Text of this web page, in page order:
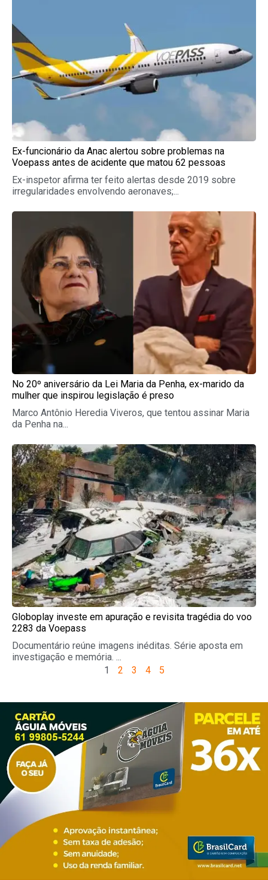
Ex-funcionário da Anac alertou sobre problemas na
Voepass antes de acidente que matou 62 pessoas
Ex-inspetor afirma ter feito alertas desde 2019 sobre
irregularidades envolvendo aeronaves;...
No 20º aniversário da Lei Maria da Penha, ex-marido da
mulher que inspirou legislação é preso
Marco Antônio Heredia Viveros, que tentou assinar Maria
da Penha na...
Globoplay investe em apuração e revisita tragédia do voo
2283 da Voepass
Documentário reúne imagens inéditas. Série aposta em
investigação e memória. ...
1
2 3 4 5